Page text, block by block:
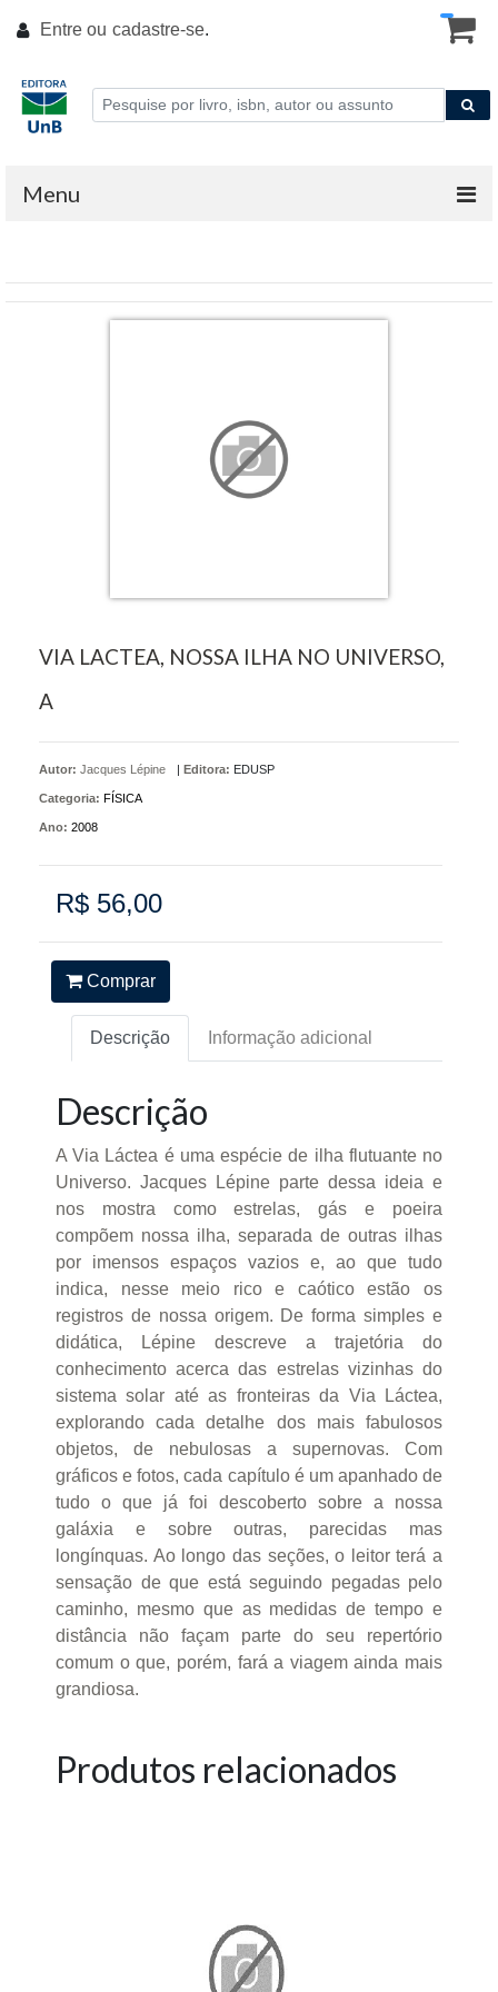
Entre ou cadastre-se.
Menu
VIA LACTEA, NOSSA ILHA NO UNIVERSO,
A
Autor: Jacques Lépine | Editora: EDUSP
Categoria: FÍSICA
Ano: 2008
R$ 56,00
Comprar
Descrição Informação adicional
Descrição
A Via Láctea é uma espécie de ilha flutuante no
Universo. Jacques Lépine parte dessa ideia e
nos mostra como estrelas, gás e poeira
compõem nossa ilha, separada de outras ilhas
por imensos espaços vazios e, ao que tudo
indica, nesse meio rico e caótico estão os
registros de nossa origem. De forma simples e
didática, Lépine descreve a trajetória do
conhecimento acerca das estrelas vizinhas do
sistema solar até as fronteiras da Via Láctea,
explorando cada detalhe dos mais fabulosos
objetos, de nebulosas a supernovas. Com
gráficos e fotos, cada capítulo é um apanhado de
tudo o que já foi descoberto sobre a nossa
galáxia e sobre outras, parecidas mas
longínquas. Ao longo das seções, o leitor terá a
sensação de que está seguindo pegadas pelo
caminho, mesmo que as medidas de tempo e
distância não façam parte do seu repertório
comum o que, porém, fará a viagem ainda mais
grandiosa.
Produtos relacionados